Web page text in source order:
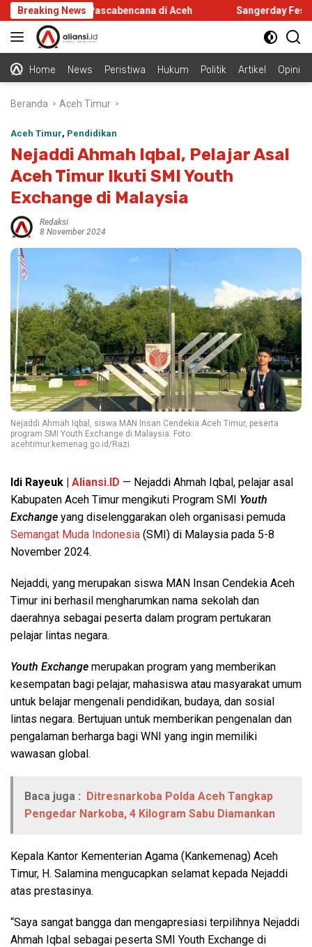
Langsung
ke
konten
Breaking NewsPascabencana di Aceh Sangerday Fest
Home News Peristiwa Hukum Politik Artikel Opini
Beranda Aceh Timur
Aceh Timur, Pendidikan
Nejaddi Ahmah Iqbal, Pelajar Asal
Aceh Timur Ikuti SMI Youth
Exchange di Malaysia
Redaksi
8 November 2024
Nejaddi Ahmah Iqbal, siswa MAN Insan Cendekia Aceh Timur, peserta
program SMI Youth Exchange di Malaysia. Foto:
acehtimur.kemenag.go.id/Razi
Idi Rayeuk | Aliansi.ID — Nejaddi Ahmah Iqbal, pelajar asal
Kabupaten Aceh Timur mengikuti Program SMI Youth
Exchange yang diselenggarakan oleh organisasi pemuda
Semangat Muda Indonesia (SMI) di Malaysia pada 5-8
November 2024.
Nejaddi, yang merupakan siswa MAN Insan Cendekia Aceh
Timur ini berhasil mengharumkan nama sekolah dan
daerahnya sebagai peserta dalam program pertukaran
pelajar lintas negara.
Youth Exchange merupakan program yang memberikan
kesempatan bagi pelajar, mahasiswa atau masyarakat umum
untuk belajar mengenali pendidikan, budaya, dan sosial
lintas negara. Bertujuan untuk memberikan pengenalan dan
pengalaman berharga bagi WNI yang ingin memiliki
wawasan global.
Baca juga : Ditresnarkoba Polda Aceh Tangkap
Pengedar Narkoba, 4 Kilogram Sabu Diamankan
Kepala Kantor Kementerian Agama (Kankemenag) Aceh
Timur, H. Salamina mengucapkan selamat kepada Nejaddi
atas prestasinya.
“Saya sangat bangga dan mengapresiasi terpilihnya Nejaddi
Ahmah Iqbal sebagai peserta SMI Youth Exchange di